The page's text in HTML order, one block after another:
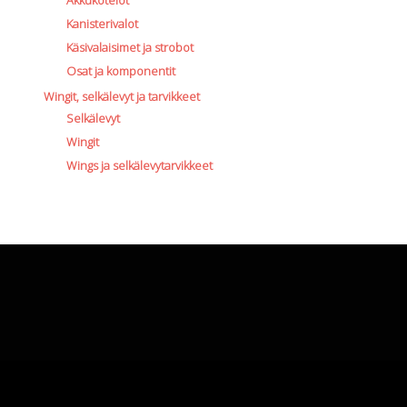
Kanisterivalot
Käsivalaisimet ja strobot
Osat ja komponentit
Wingit, selkälevyt ja tarvikkeet
Selkälevyt
Wingit
Wings ja selkälevytarvikkeet